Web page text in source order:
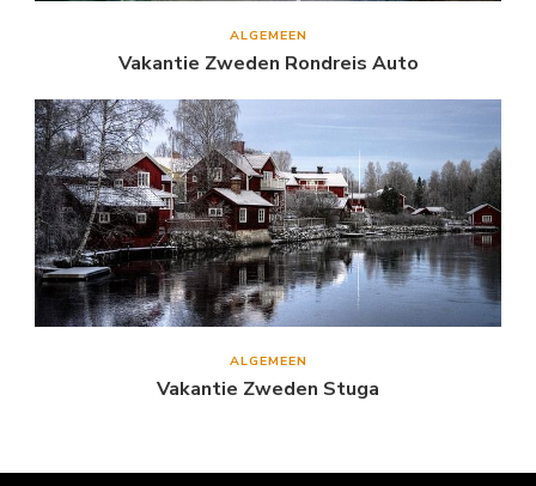
ALGEMEEN
Vakantie Zweden Rondreis Auto
ALGEMEEN
Vakantie Zweden Stuga